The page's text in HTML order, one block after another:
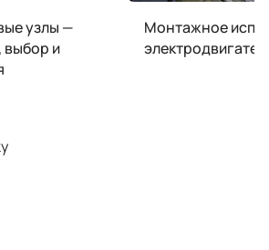
узлы —
выбор и
Монтажное